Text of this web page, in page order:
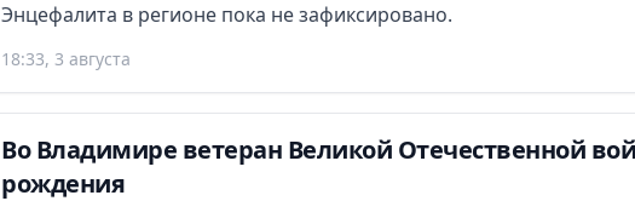
Энцефалита в регионе пока не зафиксировано.
18:33, 3 августа
Во Владимире ветеран Великой Отечественной
рождения